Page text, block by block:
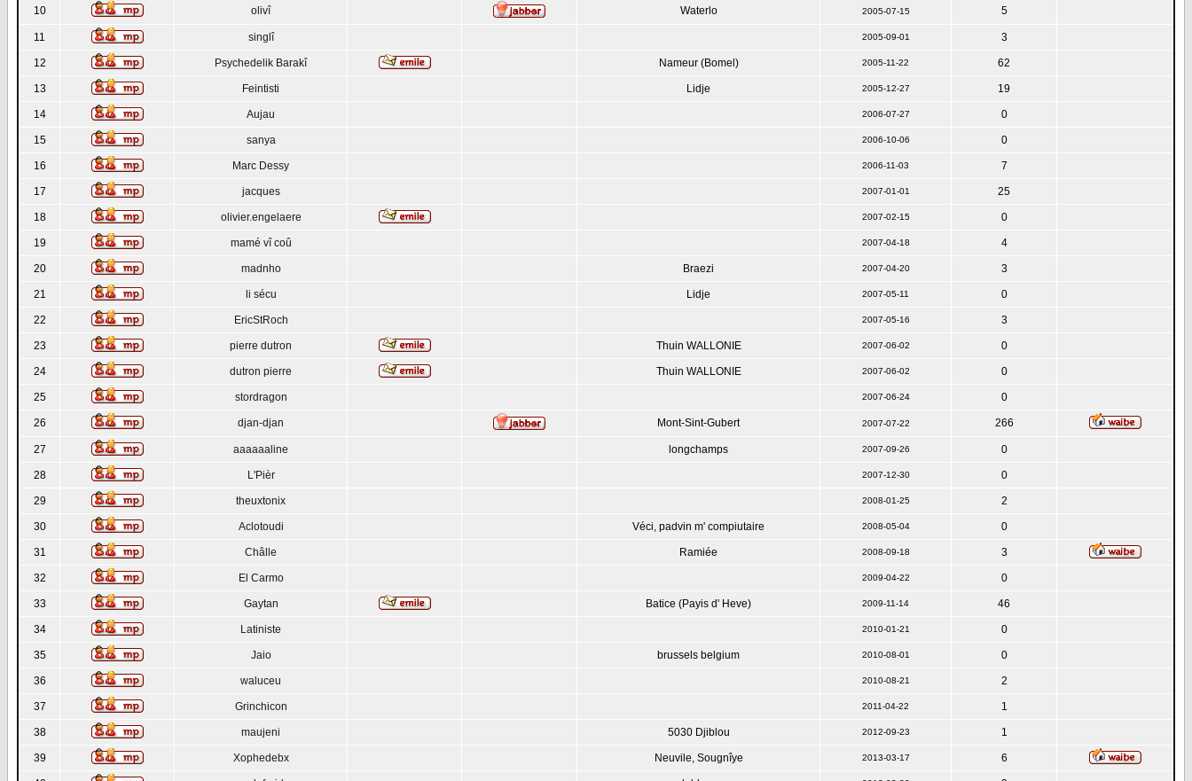
10 olivî Waterlo 2005-07-15 5
11 singlî 2005-09-01 3
12 Psychedelik Barakî Nameur (Bomel) 2005-11-22 62
13 Feintisti Lidje 2005-12-27 19
14 Aujau 2006-07-27 0
15 sanya 2006-10-06 0
16 Marc Dessy 2006-11-03 7
17 jacques 2007-01-01 25
18 olivier.engelaere 2007-02-15 0
19 mamé vî coû 2007-04-18 4
20 madnho Braezi 2007-04-20 3
21 li sécu Lidje 2007-05-11 0
22 EricStRoch 2007-05-16 3
23 pierre dutron Thuin WALLONIE 2007-06-02 0
24 dutron pierre Thuin WALLONIE 2007-06-02 0
25 stordragon 2007-06-24 0
26 djan-djan Mont-Sint-Gubert 2007-07-22 266
27 aaaaaaline longchamps 2007-09-26 0
28 L'Pièr 2007-12-30 0
29 theuxtonix 2008-01-25 2
30 Aclotoudi Véci, padvin m' compiutaire 2008-05-04 0
31 Châlle Ramiée 2008-09-18 3
32 El Carmo 2009-04-22 0
33 Gaytan Batice (Payis d' Heve) 2009-11-14 46
34 Latiniste 2010-01-21 0
35 Jaio brussels belgium 2010-08-01 0
36 waluceu 2010-08-21 2
37 Grinchicon 2011-04-22 1
38 maujeni 5030 Djiblou 2012-09-23 1
39 Xophedebx Neuvile, Sougnîye 2013-03-17 6